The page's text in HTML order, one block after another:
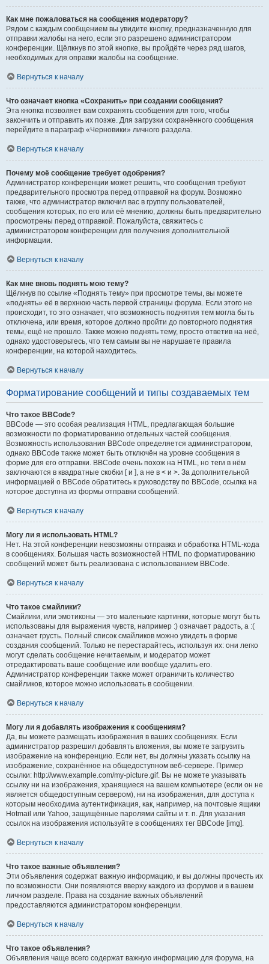
Как мне пожаловаться на сообщения модератору?
Рядом с каждым сообщением вы увидите кнопку, предназначенную для
отправки жалобы на него, если это разрешено администратором
конференции. Щёлкнув по этой кнопке, вы пройдёте через ряд шагов,
необходимых для оправки жалобы на сообщение.
Вернуться к началу
Что означает кнопка «Сохранить» при создании сообщения?
Эта кнопка позволяет вам сохранять сообщения для того, чтобы
закончить и отправить их позже. Для загрузки сохранённого сообщения
перейдите в параграф «Черновики» личного раздела.
Вернуться к началу
Почему моё сообщение требует одобрения?
Администратор конференции может решить, что сообщения требуют
предварительного просмотра перед отправкой на форум. Возможно
также, что администратор включил вас в группу пользователей,
сообщения которых, по его или её мнению, должны быть предварительно
просмотрены перед отправкой. Пожалуйста, свяжитесь с
администратором конференции для получения дополнительной
информации.
Вернуться к началу
Как мне вновь поднять мою тему?
Щёлкнув по ссылке «Поднять тему» при просмотре темы, вы можете
«поднять» её в верхнюю часть первой страницы форума. Если этого не
происходит, то это означает, что возможность поднятия тем могла быть
отключена, или время, которое должно пройти до повторного поднятия
темы, ещё не прошло. Также можно поднять тему, просто ответив на неё,
однако удостоверьтесь, что тем самым вы не нарушаете правила
конференции, на которой находитесь.
Вернуться к началу
Форматирование сообщений и типы создаваемых тем
Что такое BBCode?
BBCode — это особая реализация HTML, предлагающая большие
возможности по форматированию отдельных частей сообщения.
Возможность использования BBCode определяется администратором,
однако BBCode также может быть отключён на уровне сообщения в
форме для его отправки. BBCode очень похож на HTML, но теги в нём
заключаются в квадратные скобки [ и ], а не в < и >. За дополнительной
информацией о BBCode обратитесь к руководству по BBCode, ссылка на
которое доступна из формы отправки сообщений.
Вернуться к началу
Могу ли я использовать HTML?
Нет. На этой конференции невозможны отправка и обработка HTML-кода
в сообщениях. Большая часть возможностей HTML по форматированию
сообщений может быть реализована с использованием BBCode.
Вернуться к началу
Что такое смайлики?
Смайлики, или эмотиконы — это маленькие картинки, которые могут быть
использованы для выражения чувств, например :) означает радость, а :(
означает грусть. Полный список смайликов можно увидеть в форме
создания сообщений. Только не перестарайтесь, используя их: они легко
могут сделать сообщение нечитаемым, и модератор может
отредактировать ваше сообщение или вообще удалить его.
Администратор конференции также может ограничить количество
смайликов, которое можно использовать в сообщении.
Вернуться к началу
Могу ли я добавлять изображения к сообщениям?
Да, вы можете размещать изображения в ваших сообщениях. Если
администратор разрешил добавлять вложения, вы можете загрузить
изображение на конференцию. Если нет, вы должны указать ссылку на
изображение, сохранённое на общедоступном веб-сервере. Пример
ссылки: http://www.example.com/my-picture.gif. Вы не можете указывать
ссылку ни на изображения, хранящиеся на вашем компьютере (если он не
является общедоступным сервером), ни на изображения, для доступа к
которым необходима аутентификация, как, например, на почтовые ящики
Hotmail или Yahoo, защищённые паролями сайты и т. п. Для указания
ссылок на изображения используйте в сообщениях тег BBCode [img].
Вернуться к началу
Что такое важные объявления?
Эти объявления содержат важную информацию, и вы должны прочесть их
по возможности. Они появляются вверху каждого из форумов и в вашем
личном разделе. Права на создание важных объявлений
предоставляются администратором конференции.
Вернуться к началу
Что такое объявления?
Объявления чаще всего содержат важную информацию для форума, на